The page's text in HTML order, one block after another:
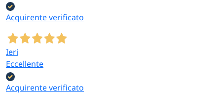
Acquirente verificato
Ieri
Eccellente
Acquirente verificato